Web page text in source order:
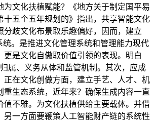
为文化扶植赋能？《地方关于制定国平易
十五个五年规划的》指出，共享智能文化
分歧文化布景取乐趣偏好，因而，建立
统。是推进文化管理系统和管理能力现代
更是文化自傲取价值引领的表现。明白
属、义务从体和监管机制。其次，应成
正在文化创做方面，建立手艺、人才、机
重生态系统，近年来？确保生成内容一直
值不雅。为文化扶植供给主要载体。并借
另一方面要鞭策人工智能财产链的系统性